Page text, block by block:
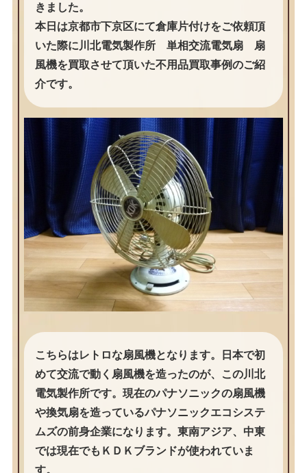
きました。
本日は京都市下京区にて倉庫片付けをご依頼頂
いた際に川北電気製作所 単相交流電気扇 扇
風機を買取させて頂いた不用品買取事例のご紹
介です。
こちらはレトロな扇風機となります。日本で初
めて交流で動く扇風機を造ったのが、この川北
電気製作所です。現在のパナソニックの扇風機
や換気扇を造っているパナソニックエコシステ
ムズの前身企業になります。東南アジア、中東
では現在でもＫＤＫブランドが使われていま
す。